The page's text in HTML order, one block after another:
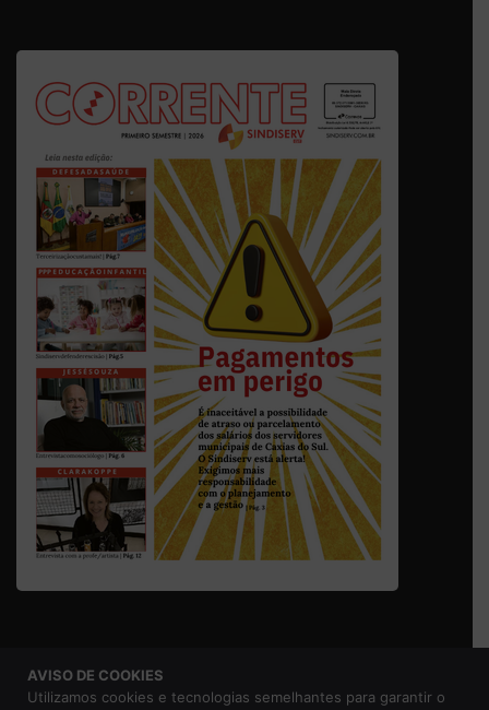
© 2026 Sindicato dos Servidores Municipais de Caxias do
AVISO DE COOKIES
Utilizamos cookies e tecnologias semelhantes para garantir o